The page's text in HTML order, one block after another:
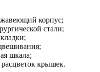
корпус;
стали;
шкала;
расцветок крышек.